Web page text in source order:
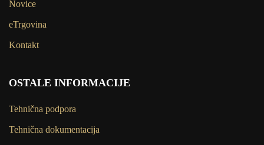
Novice
eTrgovina
Kontakt
OSTALE INFORMACIJE
Tehnična podpora
Tehnična dokumentacija